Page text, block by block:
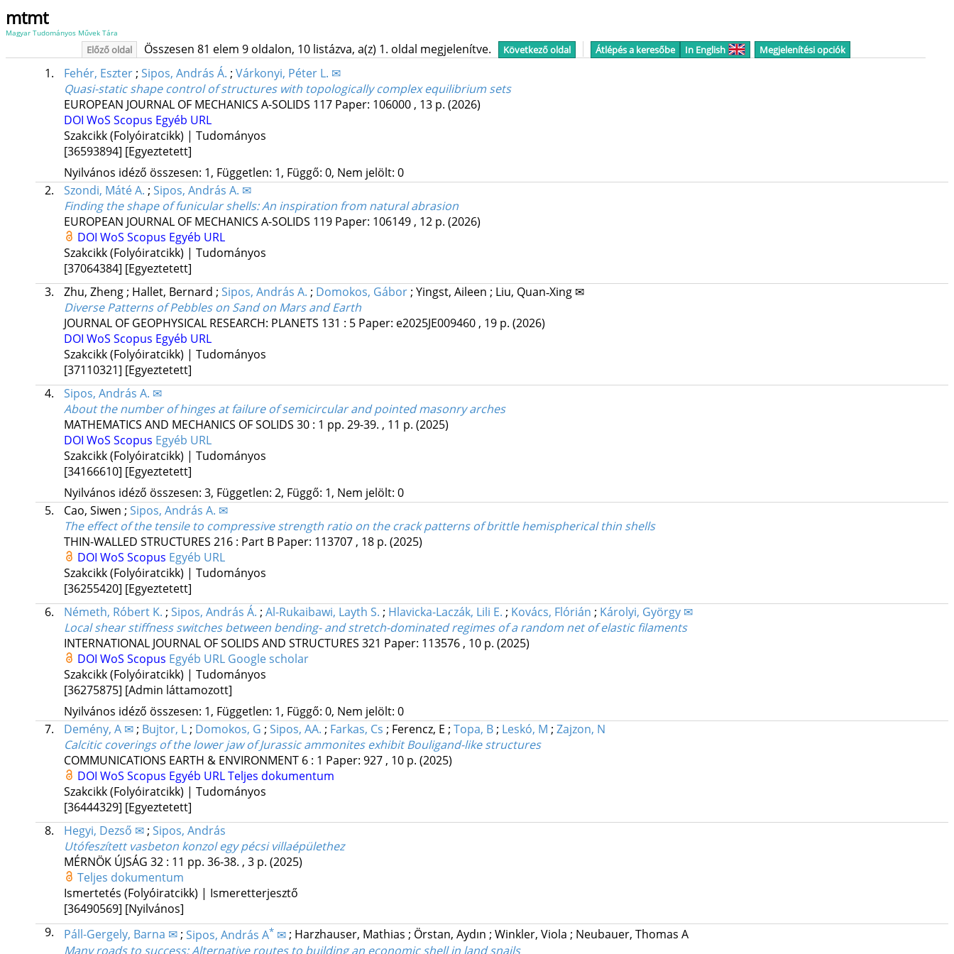
mtmt
Magyar Tudományos Művek Tára
Előző oldal Összesen 81 elem 9 oldalon, 10 listázva, a(z) 1. oldal megjelenítve. Következő oldal Átlépés a keresőbe In English Megjelenítési opciók
1. Fehér, Eszter; Sipos, András Á. ; Várkonyi, Péter L. ✉
Quasi-static shape control of structures with topologically complex equilibrium sets
EUROPEAN JOURNAL OF MECHANICS A-SOLIDS 117 Paper: 106000 , 13 p. (2026)
DOI WoS Scopus Egyéb URL
Szakcikk (Folyóiratcikk) | Tudományos
[36593894] [Egyeztetett]
Nyilvános idéző összesen: 1, Független: 1, Függő: 0, Nem jelölt: 0
2.
Szondi, Máté A. ; Sipos, András A. ✉
Finding the shape of funicular shells: An inspiration from natural abrasion
EUROPEAN JOURNAL OF MECHANICS A-SOLIDS 119 Paper: 106149 , 12 p. (2026)
DOI WoS Scopus Egyéb URL
Szakcikk (Folyóiratcikk) | Tudományos
[37064384] [Egyeztetett]
3.
Zhu, Zheng; Hallet, Bernard ; Sipos, András A. ; Domokos, Gábor; Yingst, Aileen ; Liu, Quan‐Xing ✉
Diverse Patterns of Pebbles on Sand on Mars and Earth
JOURNAL OF GEOPHYSICAL RESEARCH: PLANETS 131 : 5 Paper: e2025JE009460 , 19 p. (2026)
DOI WoS Scopus Egyéb URL
Szakcikk (Folyóiratcikk) | Tudományos
[37110321] [Egyeztetett]
4.
Sipos, András A. ✉
About the number of hinges at failure of semicircular and pointed masonry arches
MATHEMATICS AND MECHANICS OF SOLIDS 30: 1 pp. 29-39. , 11 p. (2025)
DOI WoS Scopus Egyéb URL
Szakcikk (Folyóiratcikk) | Tudományos
[34166610] [Egyeztetett]
Nyilvános idéző összesen: 3, Független: 2, Függő: 1, Nem jelölt: 0
5.
Cao, Siwen ; Sipos, András A. ✉
The effect of the tensile to compressive strength ratio on the crack patterns of brittle hemispherical thin shells
THIN-WALLED STRUCTURES 216: Part B Paper: 113707 , 18 p. (2025)
DOI WoS Scopus Egyéb URL
Szakcikk (Folyóiratcikk) | Tudományos
[36255420] [Egyeztetett]
6.
Németh, Róbert K. ; Sipos, András Á. ; Al-Rukaibawi, Layth S. ; Hlavicka-Laczák, Lili E. ; Kovács, Flórián ; Károlyi, György ✉
Local shear stiffness switches between bending- and stretch-dominated regimes of a random net of elastic filaments
INTERNATIONAL JOURNAL OF SOLIDS AND STRUCTURES 321 Paper: 113576 , 10 p. (2025)
DOI WoS Scopus Egyéb URL Google scholar
Szakcikk (Folyóiratcikk) | Tudományos
[36275875] [Admin láttamozott]
Nyilvános idéző összesen: 1, Független: 1, Függő: 0, Nem jelölt: 0
7.
Demény, A ✉; Bujtor, L; Domokos, G ; Sipos, AA. ; Farkas, Cs ; Ferencz, E ; Topa, B; Leskó, M ; Zajzon, N
Calcitic coverings of the lower jaw of Jurassic ammonites exhibit Bouligand-like structures
COMMUNICATIONS EARTH & ENVIRONMENT 6: 1 Paper: 927 , 10 p. (2025)
DOI WoS Scopus Egyéb URLTeljes dokumentum
Szakcikk (Folyóiratcikk) | Tudományos
[36444329] [Egyeztetett]
8.
Hegyi, Dezső ✉; Sipos, András
Utófeszített vasbeton konzol egy pécsi villaépülethez
MÉRNÖK ÚJSÁG 32: 11 pp. 36-38. , 3 p. (2025)
Teljes dokumentum
Ismertetés (Folyóiratcikk) | Ismeretterjesztő
[36490569] [Nyilvános]
9.
Páll-Gergely, Barna ✉; Sipos, András A*✉; Harzhauser, Mathias ; Örstan, Aydın ; Winkler, Viola ; Neubauer, Thomas A
Many roads to success: Alternative routes to building an economic shell in land snails